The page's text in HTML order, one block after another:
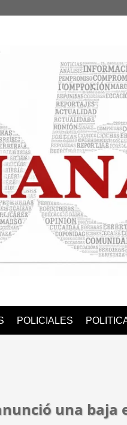
POLICIALES
una baja